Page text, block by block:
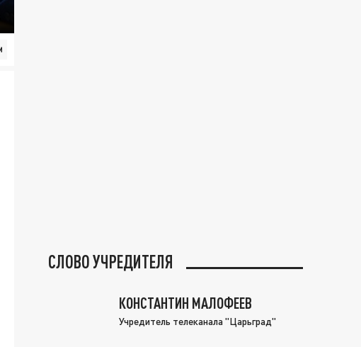
СЛОВО УЧРЕДИТЕЛЯ
КОНСТАНТИН МАЛОФЕЕВ
Учредитель телеканала "Царьград"